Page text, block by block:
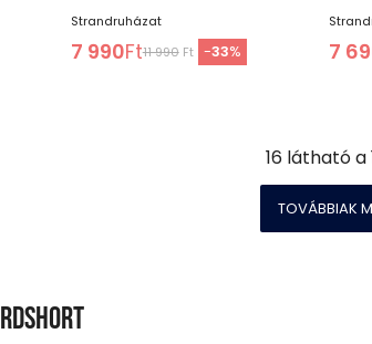
Strandruházat
7 990Ft11 990Ft -33% 7
16 látható a
TOVÁBBIAK